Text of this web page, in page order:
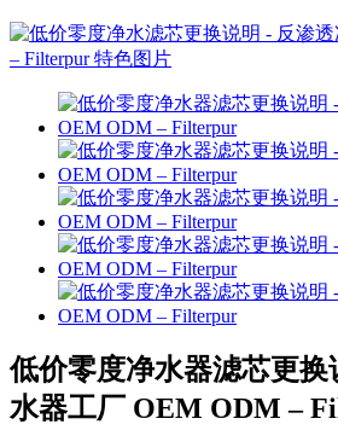
低价零度净水器滤芯更换
水器工厂 OEM ODM –